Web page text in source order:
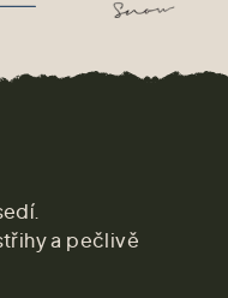
a pečlivě